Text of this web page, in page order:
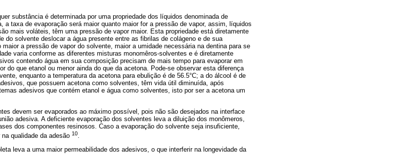
substância é determinada por uma propriedade dos líquidos denominada de
a taxa de evaporação será maior quanto maior for a pressão de vapor, assim, líquidos
mais voláteis, têm uma pressão de vapor maior. Esta propriedade está diretamente
do solvente deslocar a água presente entre as fibrilas de colágeno e de sua
a pressão de vapor do solvente, maior a umidade necessária na dentina para se
varia conforme as diferentes misturas monomêros-solventes e é diretamente
contendo água em sua composição precisam de mais tempo para evaporar em
do que etanol ou menor ainda do que da acetona. Pode-se observar esta diferença
enquanto a temperatura da acetona para ebulição é de 56.5°C; a do álcool é de
que possuem acetona como solventes, têm vida útil diminuída, após
adesivos que contém etanol e água como solventes, isto por ser a acetona um
devem ser evaporados ao máximo possível, pois não são desejados na interface
adesiva. A deficiente evaporação dos solventes leva a diluição dos monômeros,
dos componentes resinosos. Caso a evaporação do solvente seja insuficiente,
qualidade da adesão 10
leva a uma maior permeabilidade dos adesivos, o que interferir na longevidade da